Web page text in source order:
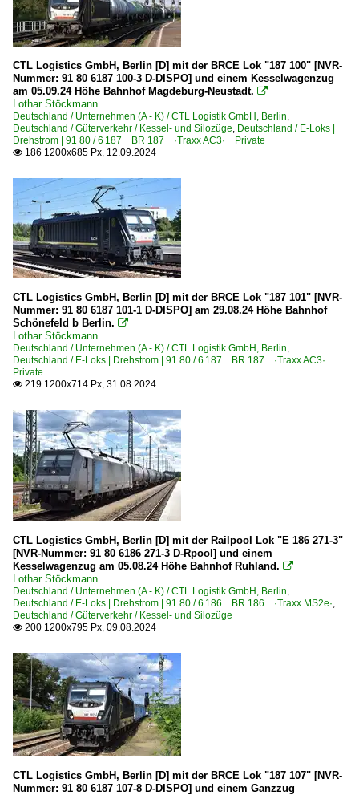
3 345 · 3 346 BR 345 · BR 346 DR 105 · DR 106 DR V 60
6 182 BR 182 ·ES 64 U2· Private
6 185 BR 185 ·Traxx AC1/2· Lokportaits
6 185 BR 185 ·Traxx AC1/2· Private
6 185 BR 185 ·Traxx AC1/2· Werbeloks
6 186 BR 186 ·Traxx MS2e· Werbeloks
6 187 BR 187 ·Traxx AC3· Private
6 189 BR 189 ·ES 64 F4· Private
6 193 ¦ 7 193 BR 193 ·Vectron AC/MS· 'X4 E' Private
Güterverkehr
Getreidezüge
Güterzüge (sonstige)
KLV Containerzüge
KLV Sattelauflieger-Züge
Kohle-, Erz- und Kokszüge
Staubgutzüge
Stückgutzüge
Güterverkehr (Gbf, Rbf, Ubf)
Rbf Halle (Saale)
Güterwagen
Kesselwagen
Hafenbahnen
Hafenbahn Hanau
IG Bw Dresden-Altstadt e.V. - Eisenbahnmuseum Dresden
CTL Logistics GmbH, Berlin [D] mit der BRCE Lok "187 100" [NVR-
Nummer: 91 80 6187 100-3 D-DISPO] und einem Kesselwagenzug
am 05.09.24 Höhe Bahnhof Magdeburg-Neustadt. 
Lothar Stöckmann
Deutschland / Unternehmen (A - K) / CTL Logistik GmbH, Berlin,
Deutschland / Güterverkehr / Kessel- und Silozüge, Deutschland / E-Loks |
Drehstrom | 91 80 / 6 187 BR 187 ·Traxx AC3· Private
 186 1200x685 Px, 12.09.2024
CTL Logistics GmbH, Berlin [D] mit der BRCE Lok "187 101" [NVR-
Nummer: 91 80 6187 101-1 D-DISPO] am 29.08.24 Höhe Bahnhof
Schönefeld b Berlin. 
Lothar Stöckmann
Deutschland / Unternehmen (A - K) / CTL Logistik GmbH, Berlin,
Deutschland / E-Loks | Drehstrom | 91 80 / 6 187 BR 187 ·Traxx AC3·
Private
 219 1200x714 Px, 31.08.2024
CTL Logistics GmbH, Berlin [D] mit der Railpool Lok "E 186 271-3"
[NVR-Nummer: 91 80 6186 271-3 D-Rpool] und einem
Kesselwagenzug am 05.08.24 Höhe Bahnhof Ruhland. 
Lothar Stöckmann
Deutschland / Unternehmen (A - K) / CTL Logistik GmbH, Berlin,
Deutschland / E-Loks | Drehstrom | 91 80 / 6 186 BR 186 ·Traxx MS2e·,
Deutschland / Güterverkehr / Kessel- und Silozüge
 200 1200x795 Px, 09.08.2024
CTL Logistics GmbH, Berlin [D] mit der BRCE Lok "187 107" [NVR-
Nummer: 91 80 6187 107-8 D-DISPO] und einem Ganzzug